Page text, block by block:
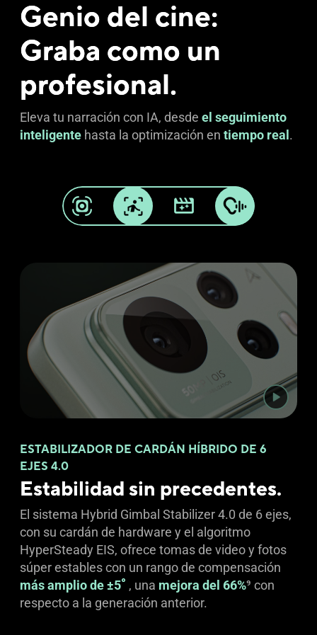
Genio del cine:
Graba como un
profesional.
Eleva tu narración con IA, desde el seguimiento
inteligente hasta la optimización en tiempo real.
ESTABILIZADOR DE CARDÁN HÍBRIDO DE 6
EJES 4.0
Estabilidad sin precedentes.
El sistema Hybrid Gimbal Stabilizer 4.0 de 6 ejes,
con su cardán de hardware y el algoritmo
HyperSteady EIS, ofrece tomas de video y fotos
súper estables con un rango de compensación
más amplio de ±5° , una mejora del 66%9 con
respecto a la generación anterior.